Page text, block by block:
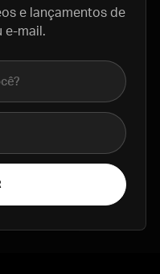
e lançamentos de
e-mail.